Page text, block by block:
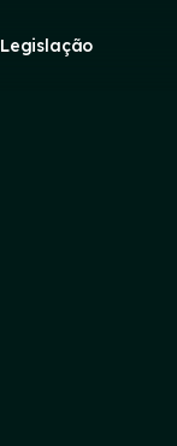
Legislação